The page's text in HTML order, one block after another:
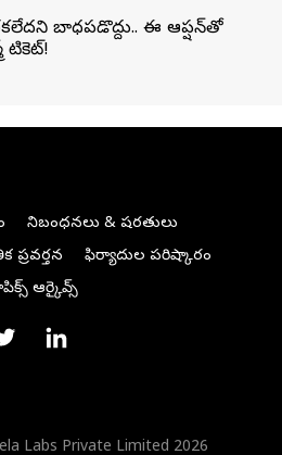
బాధపడొద్దు.. ఈ ఆప్షన్‌తో
టికెట్!
నిబంధనలు & షరతులు
ప్రవర్తన
ఫిర్యాదుల పరిష్కారం
ఆర్కైవ్స్
Labs Private Limited 2026